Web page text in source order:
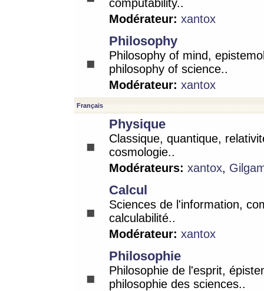
computability..
Modérateur: xantox
Philosophy
Philosophy of mind,
philosophy of science..
Modérateur: xantox
Français
Physique
Classique, quantique,
cosmologie..
Modérateurs: xantox,
Calcul
Sciences de l'information,
calculabilité..
Modérateur: xantox
Philosophie
Philosophie de l'esprit,
philosophie des sciences..